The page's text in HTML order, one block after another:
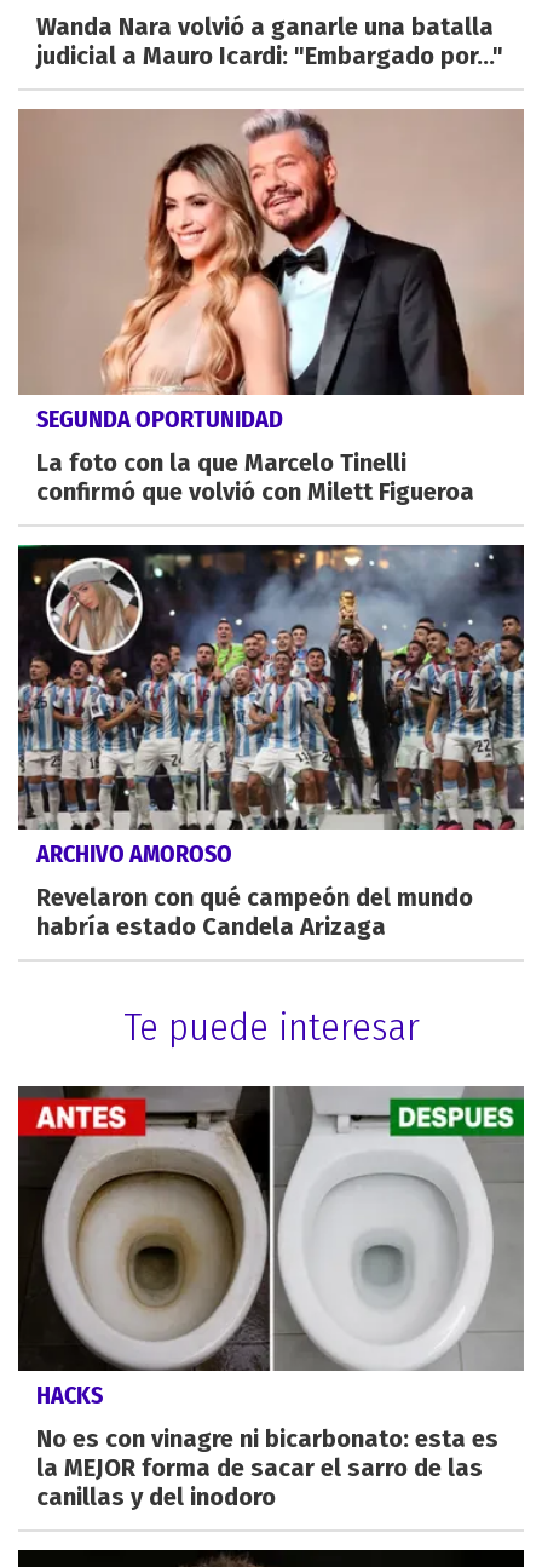
Wanda Nara volvió a ganarle una batalla
judicial a Mauro Icardi: "Embargado por..."
SEGUNDA OPORTUNIDAD
La foto con la que Marcelo Tinelli
confirmó que volvió con Milett Figueroa
ARCHIVO AMOROSO
Revelaron con qué campeón del mundo
habría estado Candela Arizaga
Te puede interesar
HACKS
No es con vinagre ni bicarbonato: esta es
la MEJOR forma de sacar el sarro de las
canillas y del inodoro